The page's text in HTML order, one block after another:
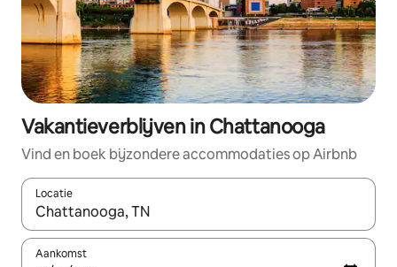
Vakantieverblijven in Chattanooga
Vind en boek bijzondere accommodaties op Airbnb
Locatie
Wanneer er resultaten beschikbaar zijn, maak je een keuze
Aankomst